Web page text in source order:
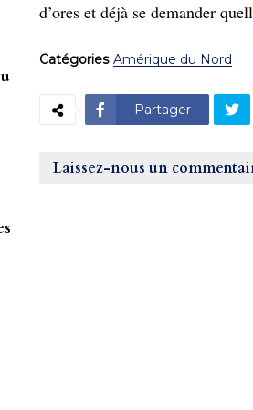
d’ores et déjà se demander
Catégories Amérique du Nord
Partager
Laissez-nous un